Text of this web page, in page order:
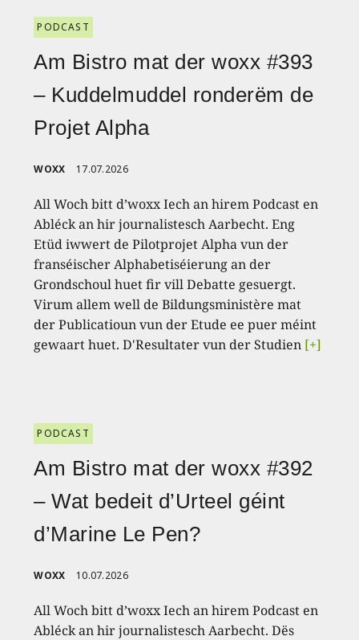
PODCAST
Am Bistro mat der woxx #393
– Kuddelmuddel ronderëm de
Projet Alpha
WOXX 17.07.2026
All Woch bitt d’woxx Iech an hirem Podcast en
Abléck an hir journalistesch Aarbecht. Eng
Etüd iwwert de Pilotprojet Alpha vun der
franséischer Alphabetiséierung an der
Grondschoul huet fir vill Debatte gesuergt.
Virum allem well de Bildungsministère mat
der Publicatioun vun der Etude ee puer méint
gewaart huet. D'Resultater vun der Studien [+]
PODCAST
Am Bistro mat der woxx #392
– Wat bedeit d’Urteel géint
d’Marine Le Pen?
WOXX 10.07.2026
All Woch bitt d’woxx Iech an hirem Podcast en
Abléck an hir journalistesch Aarbecht. Dës